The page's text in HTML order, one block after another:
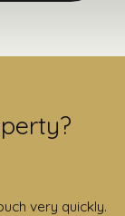
very quickly.